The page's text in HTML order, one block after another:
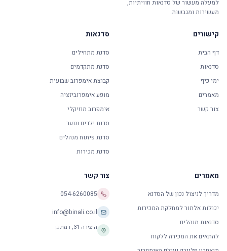
למעלה מעשור של סדנאות חוויתיות,
מעשירות ומגבשות.
קישורים
דף הבית
סדנאות
ימי כיף
מאמרים
צור קשר
סדנאות
סדנת מתחילים
סדנת מתקדמים
קבוצת אימפרוב שבועית
מופע אימפרוביזציה
אימפרוב מוזיקלי
סדנת ילדים ונוער
סדנת פיתוח מנהלים
סדנת מכירות
מאמרים
מדריך לניצול נכון של הסדנא
יכולות אלתור למחלקת המכירות
סדנאות מנהלים
להתאים את המכירה ללקוח
צור קשר
054-6260085
info@binali.co.il
היצירה 31 , רמת גן